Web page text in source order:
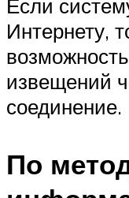
Если
Интернету,
извещений
соединение.
По